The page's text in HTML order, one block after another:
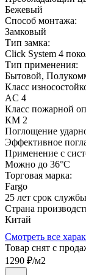
Бежевый
Способ монтажа:
Замковый
Тип замка:
Click System 4
Тип применения:
Бытовой,
Класс
AC 4
Класс пожарной
КМ 2
Поглощение
Эффективное
Применение с
Можно до 36°С
Торговая марка:
Fargo
25 лет срок службы
Страна
Китай
Смотреть все
Товар снят с
1290 ₽/м2